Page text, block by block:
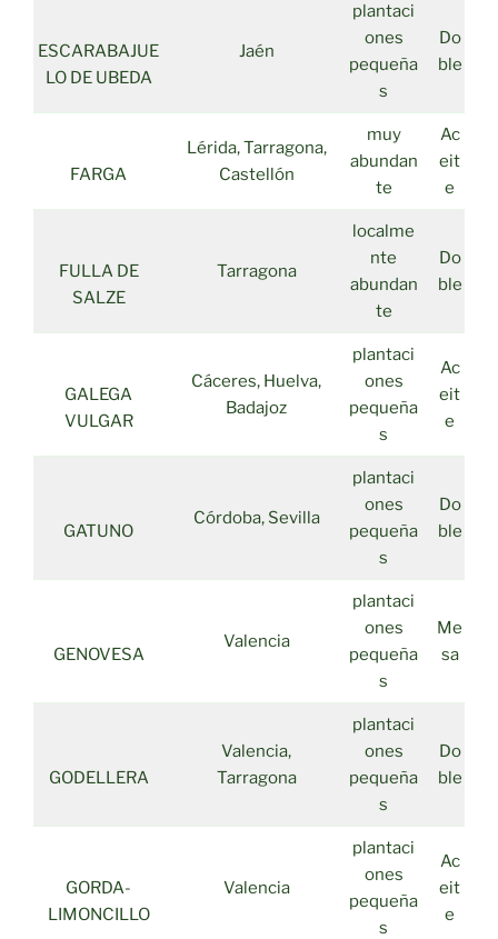
ESCARABAJUE
LO DE UBEDA
Jaén
plantaci
ones
pequeña
s
Do
ble
FARGA
Lérida, Tarragona,
Castellón
muy
abundan
te
Ac
eit
e
FULLA DE
SALZE
Tarragona
localme
nte
abundan
te
Do
ble
GALEGA
VULGAR
Cáceres, Huelva,
Badajoz
plantaci
ones
pequeña
s
Ac
eit
e
GATUNO
Córdoba, Sevilla
plantaci
ones
pequeña
s
Do
ble
GENOVESA
Valencia
plantaci
ones
pequeña
s
Me
sa
GODELLERA
Valencia,
Tarragona
plantaci
ones
pequeña
s
Do
ble
GORDA-
LIMONCILLO
Valencia
plantaci
ones
pequeña
s
Ac
eit
e